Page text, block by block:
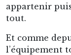
appartenir
tout.
Et comme
l’équipement